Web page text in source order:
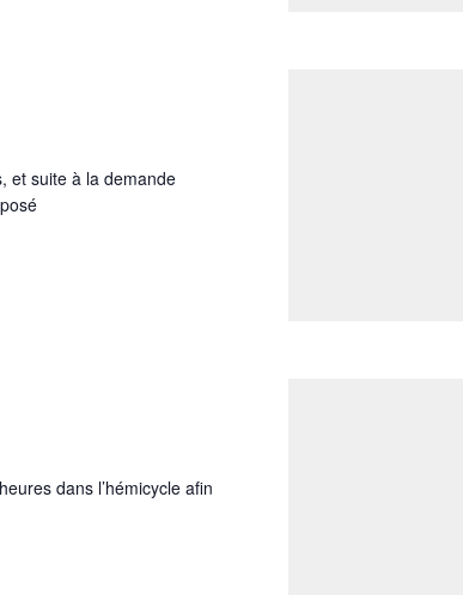
et suite à la demande
dans l’hémicycle afin